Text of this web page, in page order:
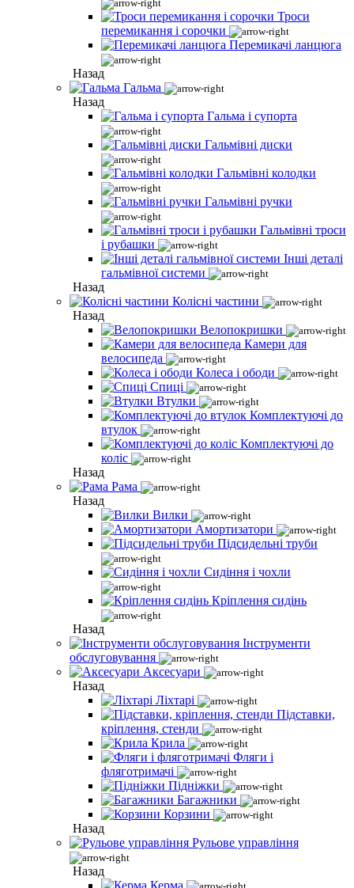
Троси
перемикання і сорочки
Перемикачі ланцюга
Назад
Гальма
Назад
Гальма і супорта
Гальмівні диски
Гальмівні колодки
Гальмівні ручки
Гальмівні троси
і рубашки
Інші деталі
гальмівної системи
Назад
Колісні частини
Назад
Велопокришки
Камери для
велосипеда
Колеса і ободи
Спиці
Втулки
Комплектуючі до
втулок
Комплектуючі до
коліс
Назад
Рама
Назад
Вилки
Амортизатори
Підсидельні труби
Сидіння і чохли
Кріплення сидінь
Назад
Інструменти
обслуговування
Аксесуари
Назад
Ліхтарі
Підставки,
кріплення, стенди
Крила
Фляги і
фляготримачі
Підніжки
Багажники
Корзини
Назад
Рульове управління
Назад
Керма